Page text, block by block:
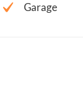
Garage